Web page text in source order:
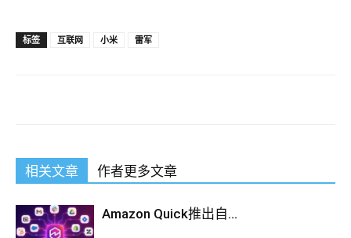
标签 互联网 小米 雷军
相关文章 作者更多文章
Amazon Quick推出自...